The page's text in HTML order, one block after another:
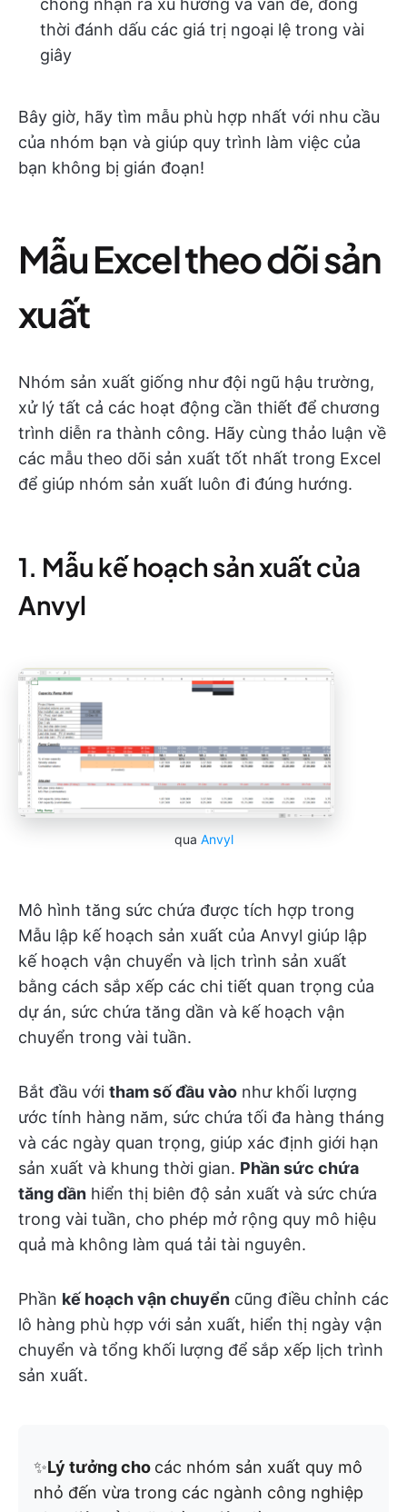
chóng nhận ra xu hướng và vấn đề, đồng
thời đánh dấu các giá trị ngoại lệ trong vài
giây
Bây giờ, hãy tìm mẫu phù hợp nhất với nhu cầu
của nhóm bạn và giúp quy trình làm việc của
bạn không bị gián đoạn!
Mẫu Excel theo dõi sản
xuất
Nhóm sản xuất giống như đội ngũ hậu trường,
xử lý tất cả các hoạt động cần thiết để chương
trình diễn ra thành công. Hãy cùng thảo luận về
các mẫu theo dõi sản xuất tốt nhất trong Excel
để giúp nhóm sản xuất luôn đi đúng hướng.
1. Mẫu kế hoạch sản xuất của
Anvyl
qua Anvyl
Mô hình tăng sức chứa được tích hợp trong
Mẫu lập kế hoạch sản xuất của Anvyl giúp lập
kế hoạch vận chuyển và lịch trình sản xuất
bằng cách sắp xếp các chi tiết quan trọng của
dự án, sức chứa tăng dần và kế hoạch vận
chuyển trong vài tuần.
Bắt đầu với tham số đầu vào như khối lượng
ước tính hàng năm, sức chứa tối đa hàng tháng
và các ngày quan trọng, giúp xác định giới hạn
sản xuất và khung thời gian. Phần sức chứa
tăng dần hiển thị biên độ sản xuất và sức chứa
trong vài tuần, cho phép mở rộng quy mô hiệu
quả mà không làm quá tải tài nguyên.
Phần kế hoạch vận chuyển cũng điều chỉnh các
lô hàng phù hợp với sản xuất, hiển thị ngày vận
chuyển và tổng khối lượng để sắp xếp lịch trình
sản xuất.
✨Lý tưởng cho các nhóm sản xuất quy mô
nhỏ đến vừa trong các ngành công nghiệp